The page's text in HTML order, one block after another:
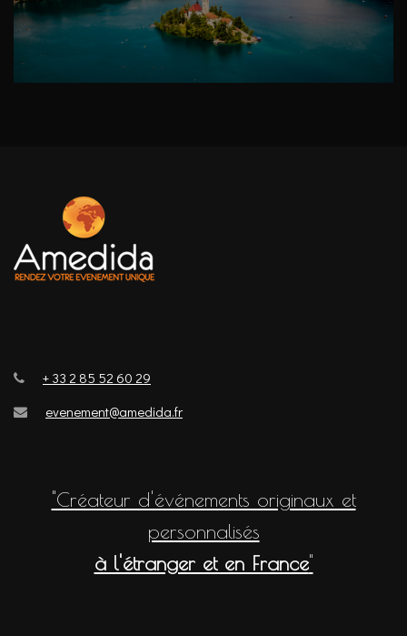
+ 33 2 85 52 60 29
evenement@amedida.fr
"Créateur d'événements originaux et
personnalisés
à l'étranger et en France"